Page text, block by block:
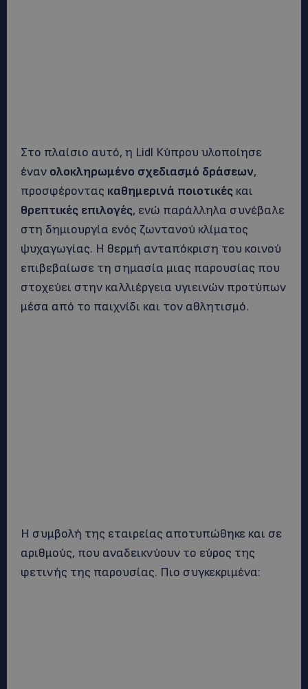
Στο πλαίσιο αυτό, η Lidl Κύπρου υλοποίησε
έναν ολοκληρωμένο σχεδιασμό δράσεων,
προσφέροντας καθημερινά ποιοτικές και
θρεπτικές επιλογές, ενώ παράλληλα συνέβαλε
στη δημιουργία ενός ζωντανού κλίματος
ψυχαγωγίας. Η θερμή ανταπόκριση του κοινού
επιβεβαίωσε τη σημασία μιας παρουσίας που
στοχεύει στην καλλιέργεια υγιεινών προτύπων
μέσα από το παιχνίδι και τον αθλητισμό.
Η συμβολή της εταιρείας αποτυπώθηκε και σε
αριθμούς, που αναδεικνύουν το εύρος της
φετινής της παρουσίας. Πιο συγκεκριμένα: